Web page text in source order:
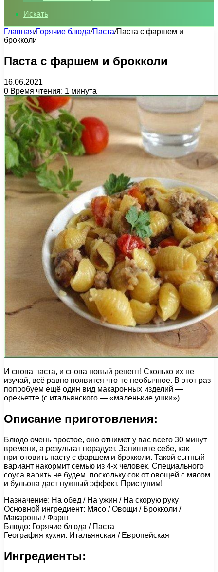
Искать
Главная/Горячие блюда/Паста/Паста с фаршем и
брокколи
Паста с фаршем и брокколи
16.06.2021
0 Время чтения: 1 минута
И снова паста, и снова новый рецепт! Сколько их не
изучай, всё равно появится что-то необычное. В этот раз
попробуем ещё один вид макаронных изделий —
орекьетте (с итальянского — «маленькие ушки»).
Описание приготовления:
Блюдо очень простое, оно отнимет у вас всего 30 минут
времени, а результат порадует. Запишите себе, как
приготовить пасту с фаршем и брокколи. Такой сытный
вариант накормит семью из 4-х человек. Специального
соуса варить не будем, поскольку сок от овощей с мясом
и бульона даст нужный эффект. Приступим!
Назначение: На обед / На ужин / На скорую руку
Основной ингредиент: Мясо / Овощи / Брокколи /
Макароны / Фарш
Блюдо: Горячие блюда / Паста
География кухни: Итальянская / Европейская
Ингредиенты: